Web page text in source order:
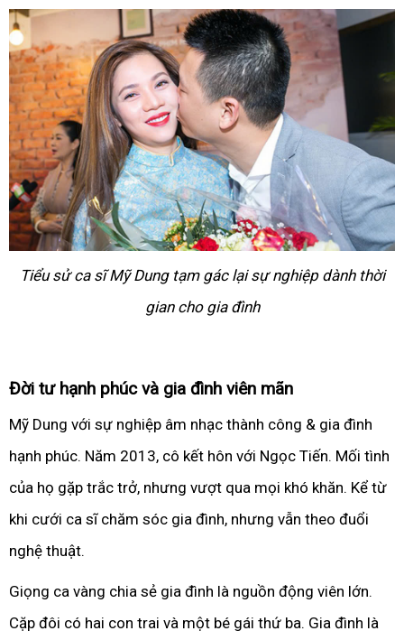
Tiểu sử ca sĩ Mỹ Dung tạm gác lại sự nghiệp dành thời
gian cho gia đình
Đời tư hạnh phúc và gia đình viên mãn
Mỹ Dung với sự nghiệp âm nhạc thành công & gia đình
hạnh phúc. Năm 2013, cô kết hôn với Ngọc Tiến. Mối tình
của họ gặp trắc trở, nhưng vượt qua mọi khó khăn. Kể từ
khi cưới ca sĩ chăm sóc gia đình, nhưng vẫn theo đuổi
nghệ thuật.
Giọng ca vàng chia sẻ gia đình là nguồn động viên lớn.
Cặp đôi có hai con trai và một bé gái thứ ba. Gia đình là